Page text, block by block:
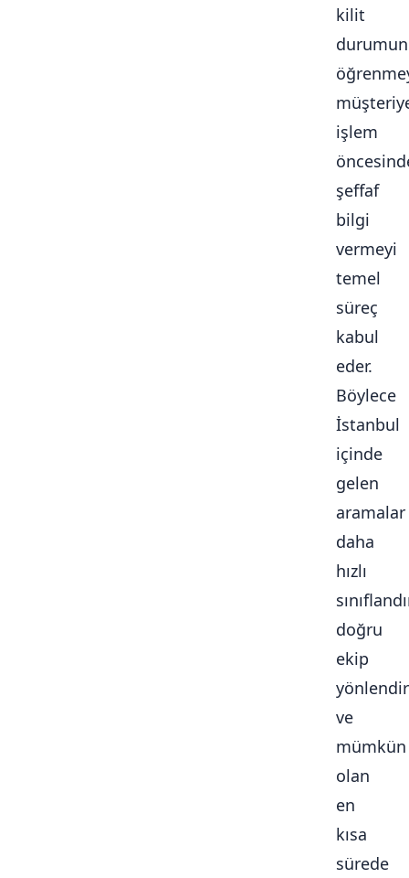
kilit
işlem
şeffaf
bilgi
vermeyi
temel
süreç
kabul
eder.
Böylece
İstanbul
içinde
gelen
aramalar
daha
hızlı
doğru
ekip
ve
mümkün
olan
en
kısa
sürede